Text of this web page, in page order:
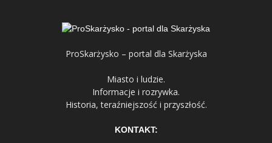
ProSkarżysko – portal dla Skarżyska
Miasto i ludzie.
Informacje i rozrywka.
Historia, teraźniejszość i przyszłość.
KONTAKT: